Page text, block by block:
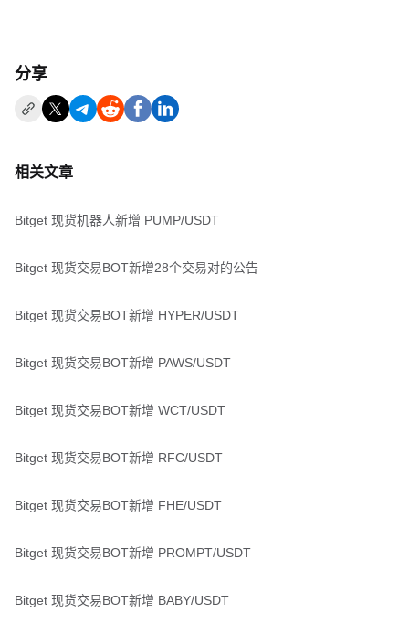
分享
相关文章
Bitget 现货机器人新增 PUMP/USDT
Bitget 现货交易BOT新增28个交易对的公告
Bitget 现货交易BOT新增 HYPER/USDT
Bitget 现货交易BOT新增 PAWS/USDT
Bitget 现货交易BOT新增 WCT/USDT
Bitget 现货交易BOT新增 RFC/USDT
Bitget 现货交易BOT新增 FHE/USDT
Bitget 现货交易BOT新增 PROMPT/USDT
Bitget 现货交易BOT新增 BABY/USDT